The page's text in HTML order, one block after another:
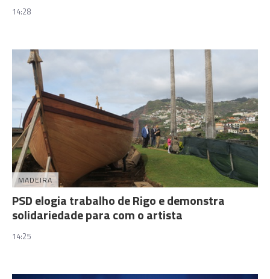
14:28
MADEIRA
PSD elogia trabalho de Rigo e demonstra
solidariedade para com o artista
14:25